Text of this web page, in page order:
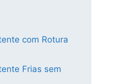
com Rotura
Frias sem